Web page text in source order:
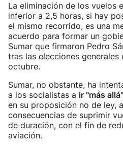
La eliminación de los vuelos
inferior a 2,5 horas, si hay
el mismo recorrido, es una
acuerdo para formar un
Sumar que firmaron Pedro
tras las elecciones
octubre.
Sumar, no obstante, ha
a los socialistas a ir "más allá"
en su proposición no de ley,
consecuencias de suprimir
de duración, con el fin de
aviación.